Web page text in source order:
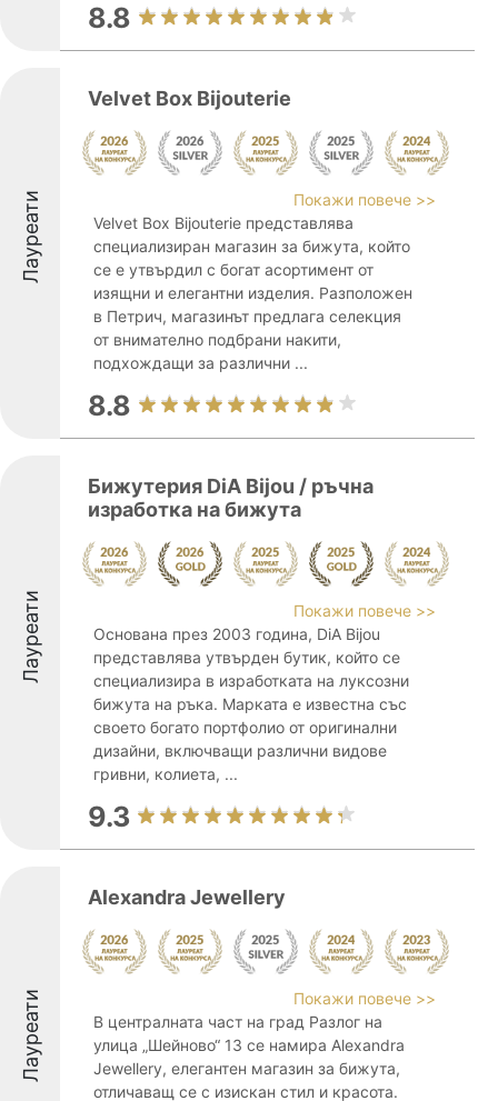
8.8
Лауреати
Velvet Box Bijouterie
Покажи повече >>
Velvet Box Bijouterie представлява
специализиран магазин за бижута, който
се е утвърдил с богат асортимент от
изящни и елегантни изделия. Разположен
в Петрич, магазинът предлага селекция
от внимателно подбрани накити,
подхождащи за различни ...
8.8
Лауреати
Бижутерия DiA Bijou / ръчна
изработка на бижута
Покажи повече >>
Основана през 2003 година, DiA Bijou
представлява утвърден бутик, който се
специализира в изработката на луксозни
бижута на ръка. Марката е известна със
своето богато портфолио от оригинални
дизайни, включващи различни видове
гривни, колиета, ...
9.3
Лауреати
Alexandra Jewellery
Покажи повече >>
В централната част на град Разлог на
улица „Шейново“ 13 се намира Alexandra
Jewellery, елегантен магазин за бижута,
отличаващ се с изискан стил и красота.